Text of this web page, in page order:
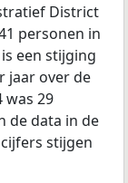
District
personen in
een stijging
jaar over de
was 29
de data in de
stijgen